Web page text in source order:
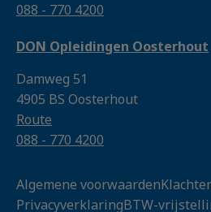
088 - 770 4200
DON Opleidingen Oosterhout
Damweg 51
4905 BS Oosterhout
Route
088 - 770 4200
Algemene voorwaarden
PrivacyverklaringBTW-